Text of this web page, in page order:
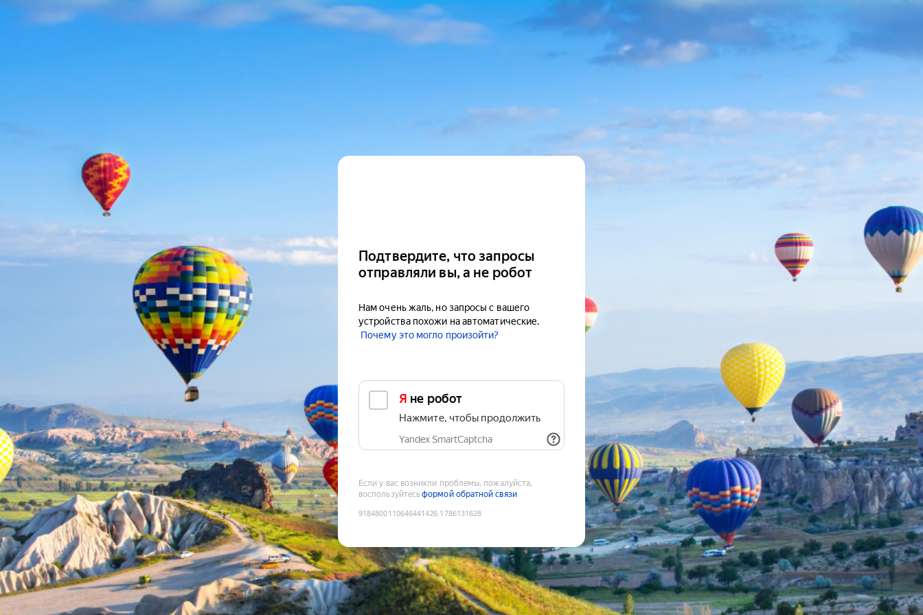
Подтвердите, что запросы
отправляли вы, а не робот
Нам очень жаль, но запросы с вашего
устройства похожи на автоматические.
Почему это могло произойти?
Я не робот
Нажмите, чтобы продолжить
Yandex SmartCaptcha
Если у вас возникли проблемы, пожалуйста,
воспользуйтесьформой обратной связи
9184800110646441426:1786131628